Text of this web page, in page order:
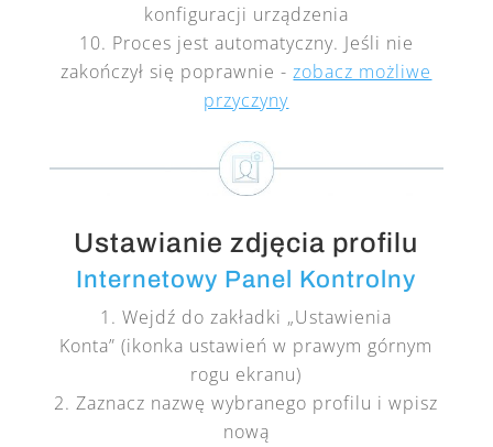
konfiguracji urządzenia
Proces jest automatyczny. Jeśli nie
zakończył się poprawnie -zobacz możliwe
przyczyny
Ustawianie zdjęcia profilu
Internetowy Panel Kontrolny
Wejdź do zakładki „Ustawienia
Konta” (ikonka ustawień w prawym górnym
rogu ekranu)
Zaznacz nazwę wybranego profilu i wpisz
nową